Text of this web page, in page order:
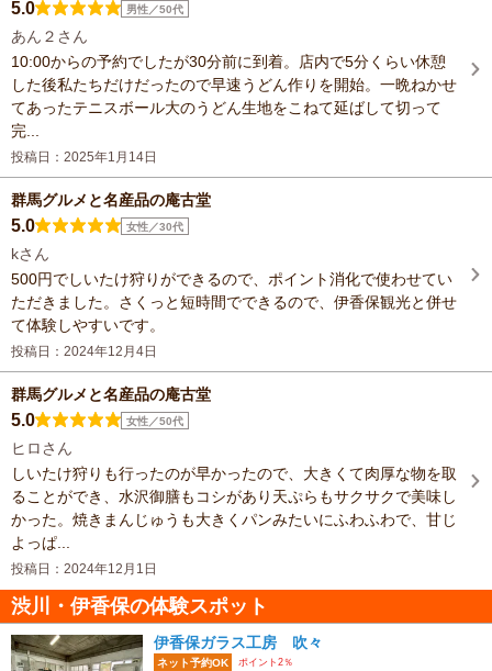
5.0 男性／50代
あん２さん
10:00からの予約でしたが30分前に到着。店内で5分くらい休憩
した後私たちだけだったので早速うどん作りを開始。一晩ねかせ
てあったテニスボール大のうどん生地をこねて延ばして切って
完...
投稿日：2025年1月14日
群馬グルメと名産品の庵古堂
5.0 女性／30代
kさん
500円でしいたけ狩りができるので、ポイント消化で使わせてい
ただきました。さくっと短時間でできるので、伊香保観光と併せ
て体験しやすいです。
投稿日：2024年12月4日
群馬グルメと名産品の庵古堂
5.0 女性／50代
ヒロさん
しいたけ狩りも行ったのが早かったので、大きくて肉厚な物を取
ることができ、水沢御膳もコシがあり天ぷらもサクサクで美味し
かった。焼きまんじゅうも大きくパンみたいにふわふわで、甘じ
よっぱ...
投稿日：2024年12月1日
渋川・伊香保の体験スポット
伊香保ガラス工房 吹々
ネット予約OK ポイント2％